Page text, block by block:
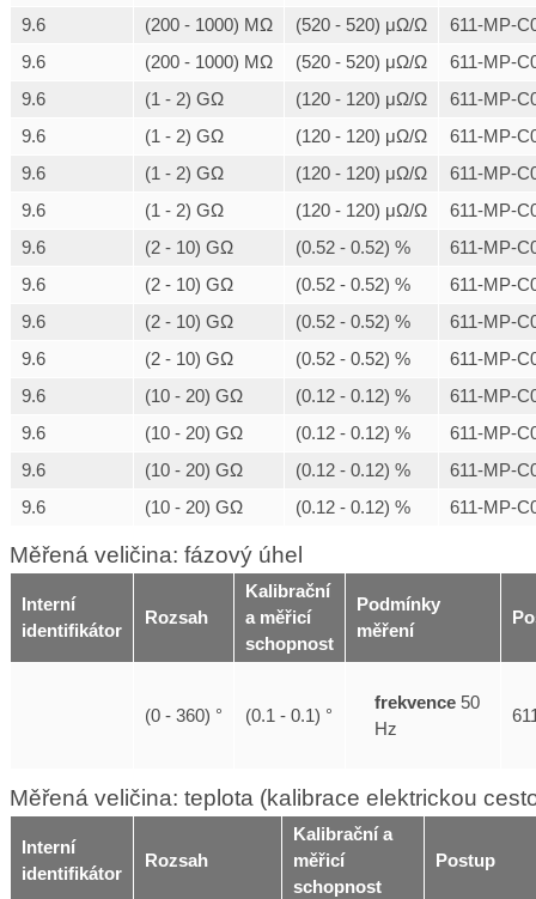
9.6
(200 - 1000) MΩ (520 - 520) μΩ/Ω
611-MP-
9.6
(200 - 1000) MΩ (520 - 520) μΩ/Ω
611-MP-
9.6
(1 - 2) GΩ (120 - 120) μΩ/Ω
611-MP-
9.6
(1 - 2) GΩ (120 - 120) μΩ/Ω
611-MP-
9.6
(1 - 2) GΩ (120 - 120) μΩ/Ω
611-MP-
9.6
(1 - 2) GΩ (120 - 120) μΩ/Ω
611-MP-
9.6
(2 - 10) GΩ (0.52 - 0.52) %
611-MP-
9.6
(2 - 10) GΩ (0.52 - 0.52) %
611-MP-
9.6
(2 - 10) GΩ (0.52 - 0.52) %
611-MP-
9.6
(2 - 10) GΩ (0.52 - 0.52) %
611-MP-
9.6
(10 - 20) GΩ (0.12 - 0.12) %
611-MP-
9.6
(10 - 20) GΩ (0.12 - 0.12) %
611-MP-
9.6
(10 - 20) GΩ (0.12 - 0.12) %
611-MP-
9.6
(10 - 20) GΩ (0.12 - 0.12) % 611-MP-
Měřená veličina: fázový úhel
Interní
identifikátor
Rozsah
Kalibrační
a měřicí
schopnost
Podmínky
měření
(0 - 360) ° (0.1 - 0.1) °
frekvence 50
Hz
Měřená veličina: teplota (kalibrace elektrickou
Interní
identifikátor
Rozsah
Kalibrační a
měřicí
schopnost
Postup